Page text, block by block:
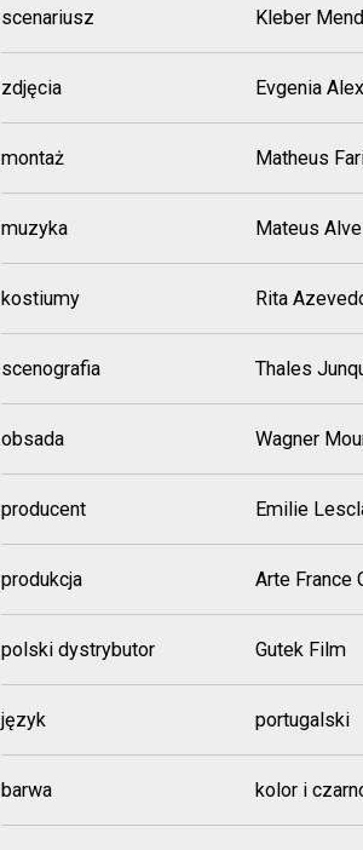
scenariusz Kleber
zdjęcia Evgenia
montaż Matheus
muzyka Mateus
kostiumy Rita
scenografia Thales
obsada Wagner
producent Emilie
produkcja Arte France
polski dystrybutor Gutek Film
język portugalski
barwa kolor i